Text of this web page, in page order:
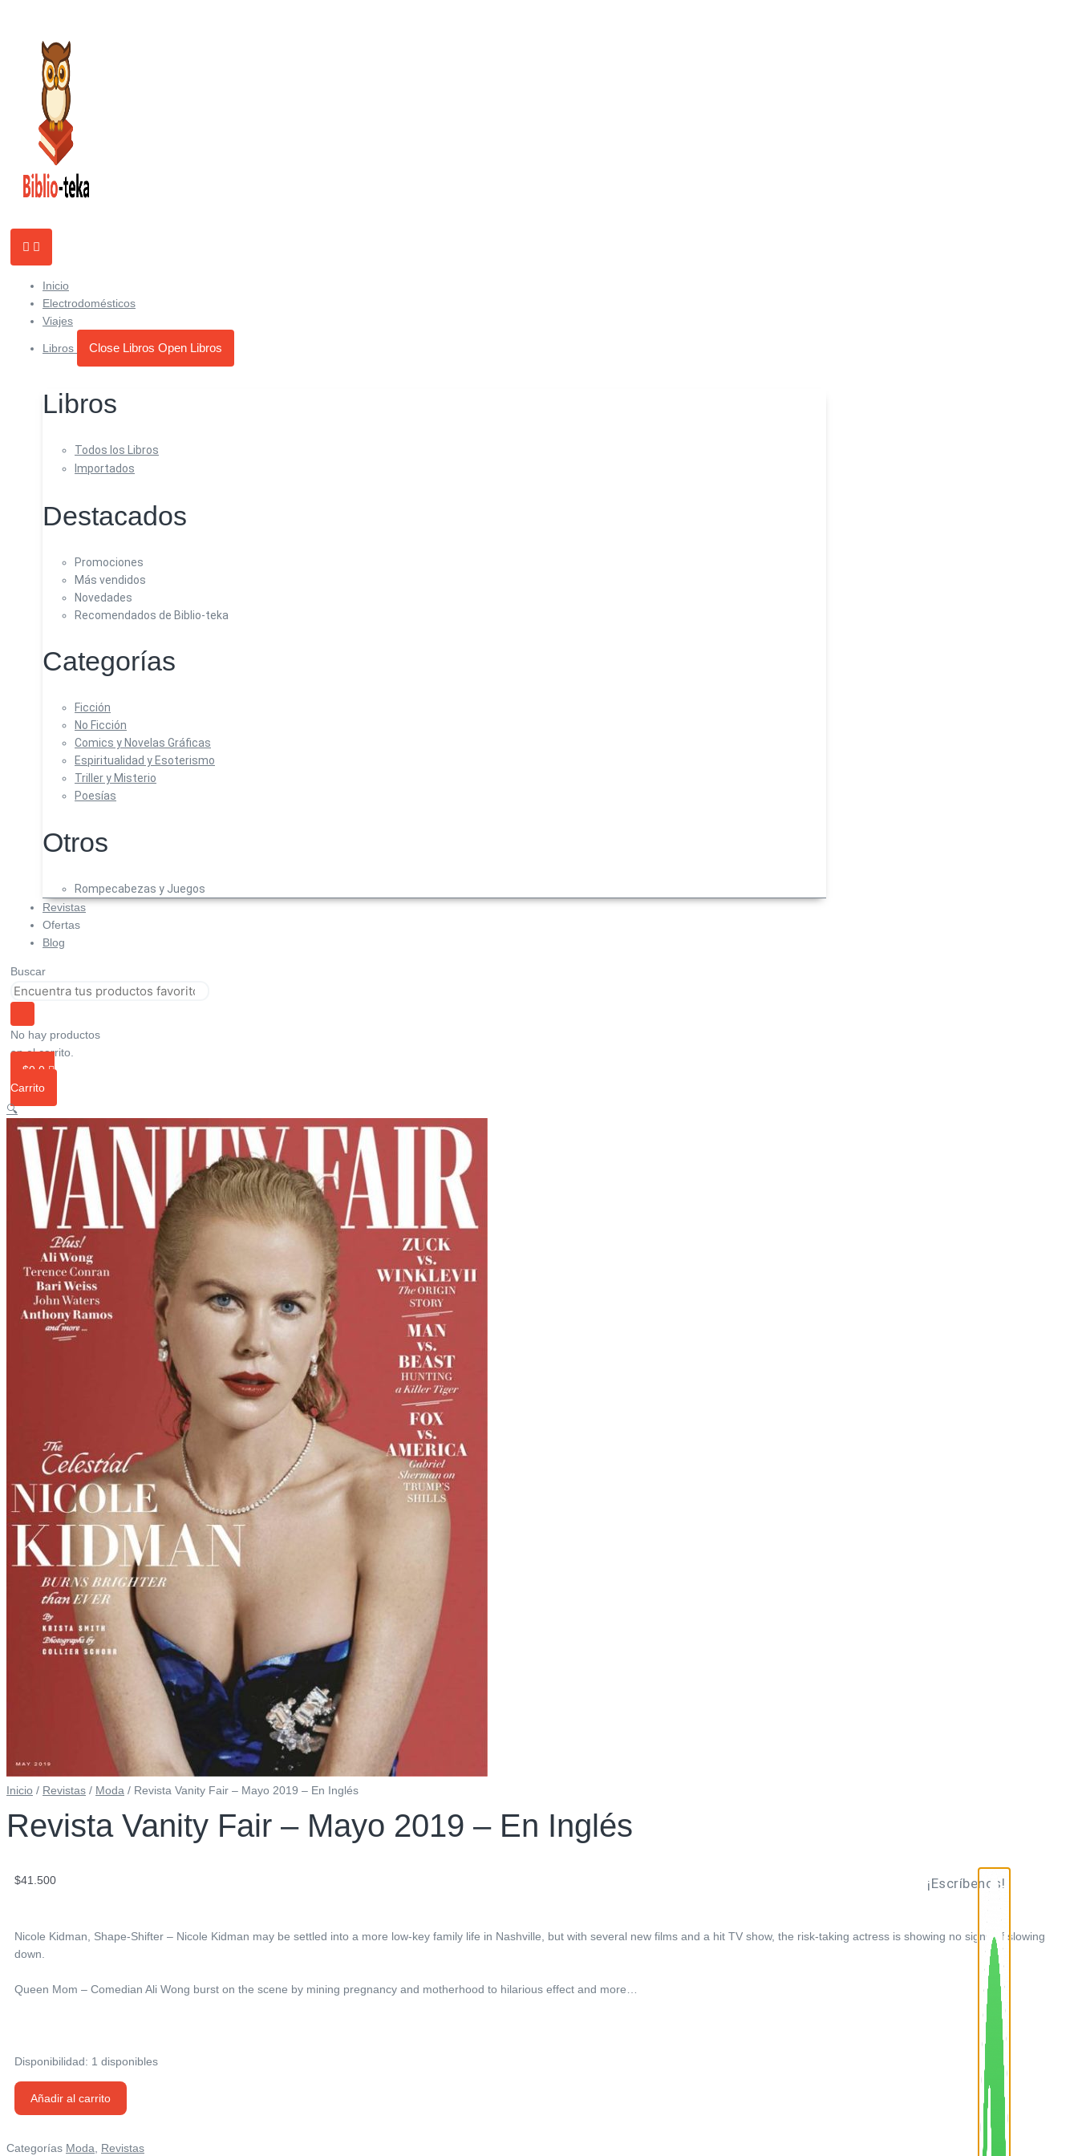
contenido
Inicio
Electrodomésticos
Viajes
Libros Close Libros Open Libros
Libros
Todos los Libros
Importados
Destacados
Promociones
Más vendidos
Novedades
Recomendados de Biblio-teka
Categorías
Ficción
No Ficción
Comics y Novelas Gráficas
Espiritualidad y Esoterismo
Triller y Misterio
Poesías
Otros
Rompecabezas y Juegos
Revistas
Ofertas
Blog
Buscar
No hay productos
en el carrito.
$0 0
Carrito
🔍
Inicio / Revistas / Moda / Revista Vanity Fair – Mayo 2019 – En Inglés
Revista Vanity Fair – Mayo 2019 – En Inglés
$41.500
Nicole Kidman, Shape-Shifter – Nicole Kidman may be settled into a more low-key family life in Nashville, but with several new films and a hit TV show, the risk-taking actress is showing no signs of slowing
down.
Queen Mom – Comedian Ali Wong burst on the scene by mining pregnancy and motherhood to hilarious effect and more…
Disponibilidad: 1 disponibles
Revista
Vanity
Añadir al carrito
Categorías Moda Revistas
¡Escríbenos!